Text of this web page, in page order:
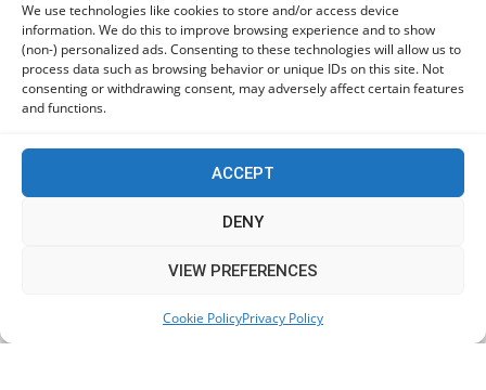
We use technologies like cookies to store and/or access device
information. We do this to improve browsing experience and to show
(non-) personalized ads. Consenting to these technologies will allow us to
process data such as browsing behavior or unique IDs on this site. Not
consenting or withdrawing consent, may adversely affect certain features
and functions.
ACCEPT
DENY
VIEW PREFERENCES
Cookie PolicyPrivacy Policy
Οι χρήστες Mac είναι περισσότερο εκτεθειμένοι σε
κυβερνοαπειλές αλλά λαμβάνουν λιγότερα μέτρα
προστασίας
Πόλη Χρυσοχούς: Σε εξέλιξη η ενοποίηση τεσσάρων
αρχαιολογικών χώρων (εικόνες)
όσους δεν συμμορφώθηκαν για τις επικίνδυνες
This website uses cookies to improve your experience. We'll
Accept
Read More